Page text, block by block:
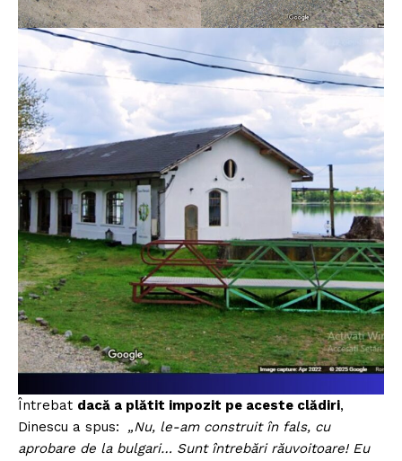
Întrebat dacă a plătit impozit pe aceste clădiri,
Dinescu a spus:
„Nu, le-am construit în fals, cu
aprobare de la bulgari… Sunt întrebări răuvoitoare! Eu